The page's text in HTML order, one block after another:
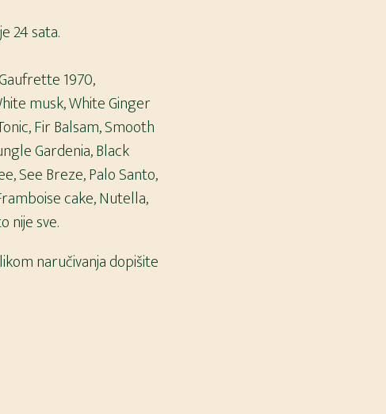
24 sata.
1970,
musk, White Ginger
Fir Balsam, Smooth
Gardenia, Black
See Breze, Palo Santo,
cake, Nutella,
nije sve.
naručivanja dopišite